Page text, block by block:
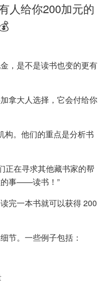
人给你200加元的
，是不是读书也变的更有
拿大人选择，它会付给你
构。他们的重点是分析书
正在寻求其他藏书家的帮
的事——读书！”
完一本书就可以获得 200
节。一些例子包括：